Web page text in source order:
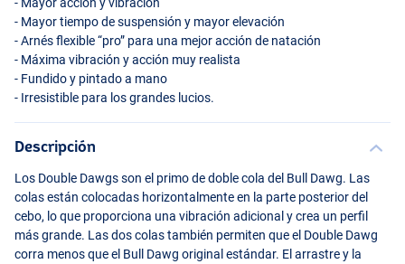
Cisco
- Mayor acción y vibración
- Mayor tiempo de suspensión y mayor elevación
- Arnés flexible “pro” para una mejor acción de natación
- Máxima vibración y acción muy realista
- Fundido y pintado a mano
- Irresistible para los grandes lucios.
Descripción
Los Double Dawgs son el primo de doble cola del Bull Dawg. Las
colas están colocadas horizontalmente en la parte posterior del
cebo, lo que proporciona una vibración adicional y crea un perfil
más grande. Las dos colas también permiten que el Double Dawg
corra menos que el Bull Dawg original estándar. El arrastre y la